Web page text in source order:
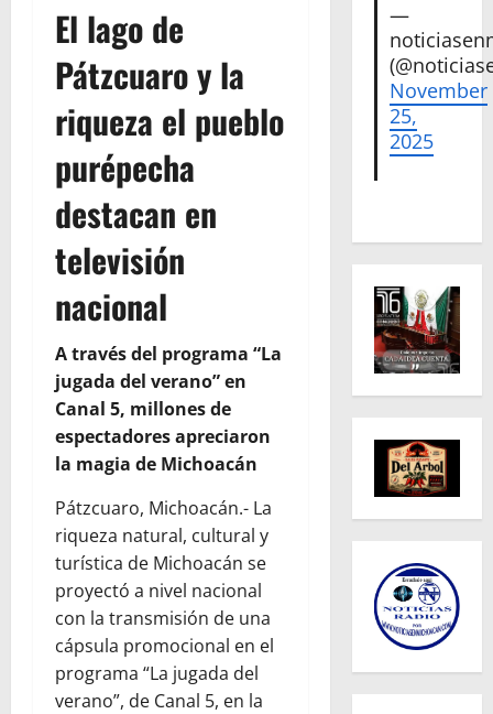
El lago de
Pátzcuaro y la
riqueza el pueblo
purépecha
destacan en
televisión
nacional
A través del programa “La
jugada del verano” en
Canal 5, millones de
espectadores apreciaron
la magia de Michoacán
Pátzcuaro, Michoacán.- La
riqueza natural, cultural y
turística de Michoacán se
proyectó a nivel nacional
con la transmisión de una
cápsula promocional en el
programa “La jugada del
verano”, de Canal 5, en la
—
November
25,
2025